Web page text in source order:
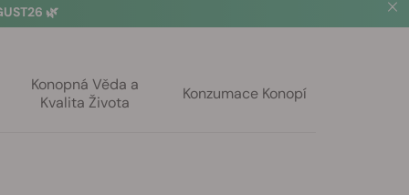
🌿
Konopná Věda a
Kvalita Života
Konzumace Konopí